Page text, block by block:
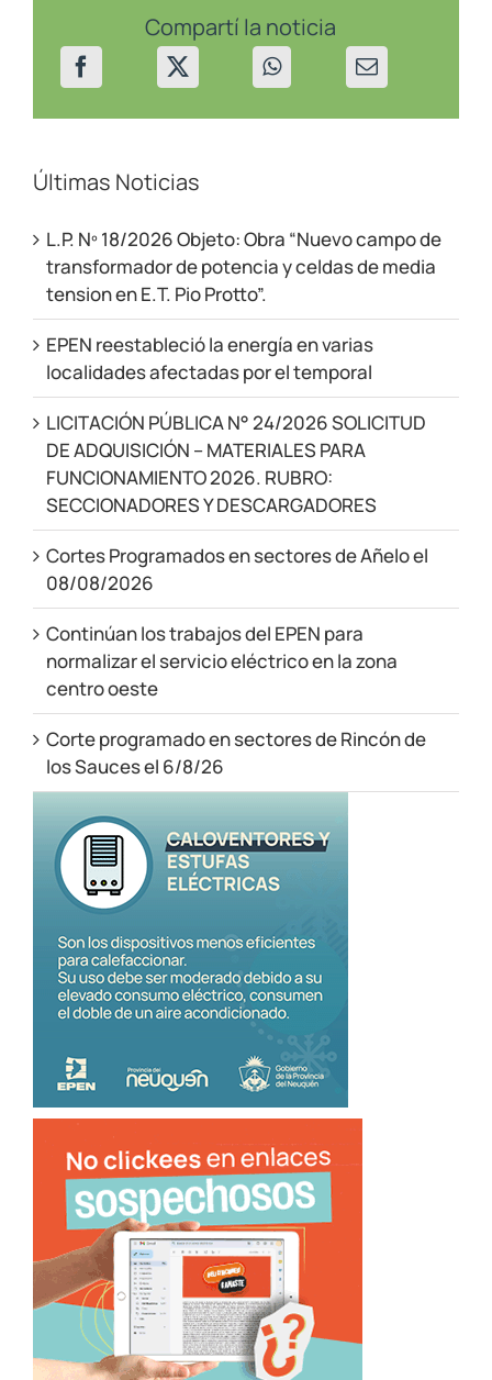
Compartí la noticia
Últimas Noticias
L.P. Nº 18/2026 Objeto: Obra “Nuevo campo de
transformador de potencia y celdas de media
tension en E.T. Pio Protto”.
EPEN reestableció la energía en varias
localidades afectadas por el temporal
LICITACIÓN PÚBLICA N° 24/2026 SOLICITUD
DE ADQUISICIÓN – MATERIALES PARA
FUNCIONAMIENTO 2026. RUBRO:
SECCIONADORES Y DESCARGADORES
Cortes Programados en sectores de Añelo el
08/08/2026
Continúan los trabajos del EPEN para
normalizar el servicio eléctrico en la zona
centro oeste
Corte programado en sectores de Rincón de
los Sauces el 6/8/26